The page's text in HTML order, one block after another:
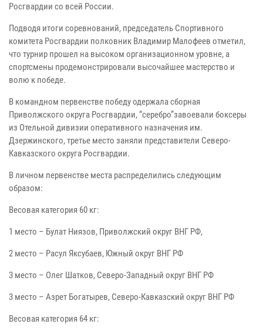
Росгвардии со всей России.
Подводя итоги соревнований, председатель Спортивного
комитета Росгвардии полковник Владимир Малофеев отметил,
что турнир прошел на высоком организационном уровне, а
спортсмены продемонстрировали высочайшее мастерство и
волю к победе.
В командном первенстве победу одержала сборная
Приволжского округа Росгвардии, “серебро”завоевали боксеры
из Отельной дивизии оперативного назначения им.
Дзержинского, третье место заняли представители Северо-
Кавказского округа Росгвардии.
В личном первенстве места распределились следующим
образом:
Весовая категория 60 кг:
1 место – Булат Ниязов, Приволжский округ ВНГ РФ,
2 место – Расул Яксубаев, Южный округ ВНГ РФ
3 место – Олег Шатков, Северо-Западный округ ВНГ РФ
3 место – Азрет Богатырев, Северо-Кавказский округ ВНГ РФ
Весовая категория 64 кг: